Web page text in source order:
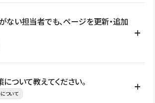
い合わせください。
ジョン履歴の期間、CMS利用数の上限、権限
ランごとに異なります。詳しくは料金プランペ
。
ない担当者でも、ページを更新・追加
ーネントを活用して更新範囲を設計しておく
崩しにくい状態で運用できます。 さらにコン
について教えてください。
について